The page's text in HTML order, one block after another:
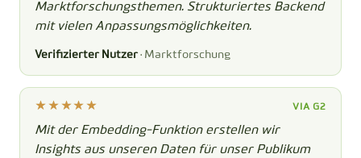
Marktforschungsthemen. Strukturiertes Backend
mit vielen Anpassungsmöglichkeiten.
Verifizierter Nutzer · Marktforschung
VIA G2
Mit der Embedding-Funktion erstellen wir
Insights aus unseren Daten für unser Publikum